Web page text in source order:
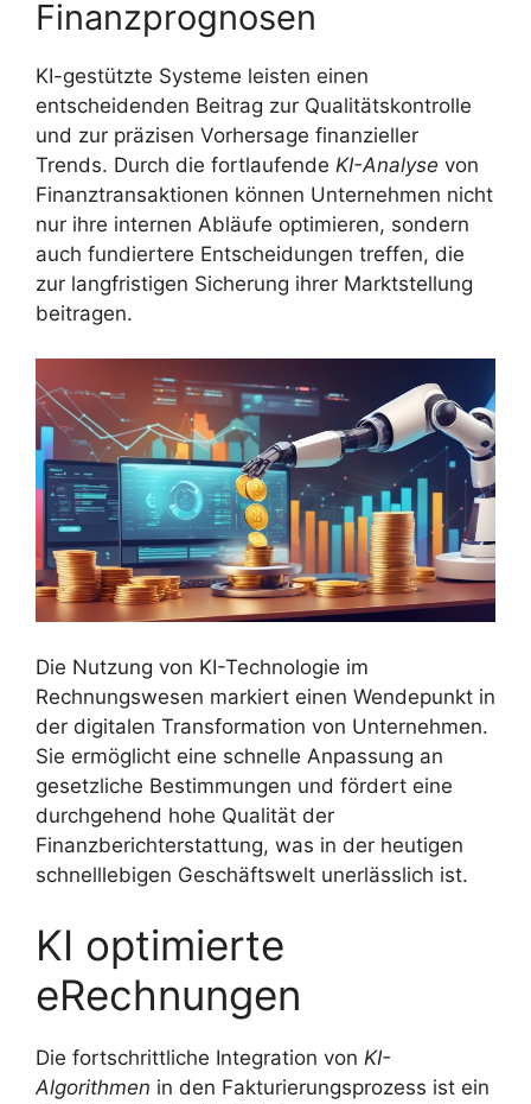
Finanzprognosen
KI-gestützte Systeme leisten einen
entscheidenden Beitrag zur Qualitätskontrolle
und zur präzisen Vorhersage finanzieller
Trends. Durch die fortlaufende KI-Analyse von
Finanztransaktionen können Unternehmen nicht
nur ihre internen Abläufe optimieren, sondern
auch fundiertere Entscheidungen treffen, die
zur langfristigen Sicherung ihrer Marktstellung
beitragen.
Die Nutzung von KI-Technologie im
Rechnungswesen markiert einen Wendepunkt in
der digitalen Transformation von Unternehmen.
Sie ermöglicht eine schnelle Anpassung an
gesetzliche Bestimmungen und fördert eine
durchgehend hohe Qualität der
Finanzberichterstattung, was in der heutigen
schnelllebigen Geschäftswelt unerlässlich ist.
KI optimierte
eRechnungen
Die fortschrittliche Integration von KI-
Algorithmen in den Fakturierungsprozess ist ein